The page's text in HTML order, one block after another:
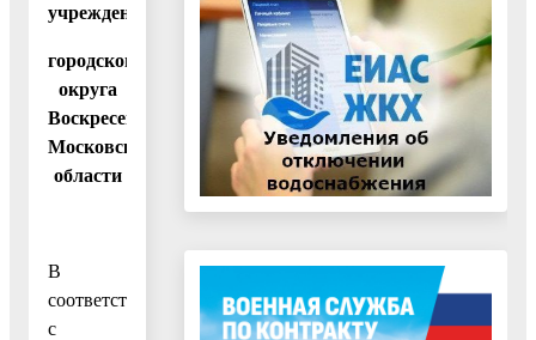
учреждениям
городского
округа
Воскресенск
Московской
области
В
соответствии
с